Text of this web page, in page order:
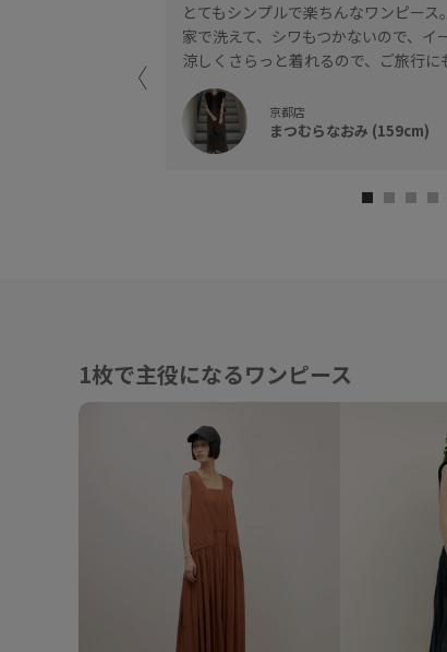
とてもシンプルで楽ちんなワンピース。
家で洗えて、シワもつかないので、イ
涼しくさらっと着れるので、ご旅行
京都店
まつむらなおみ (159cm)
1枚で主役になるワンピース